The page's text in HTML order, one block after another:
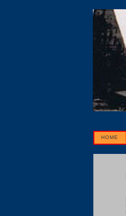
HOME